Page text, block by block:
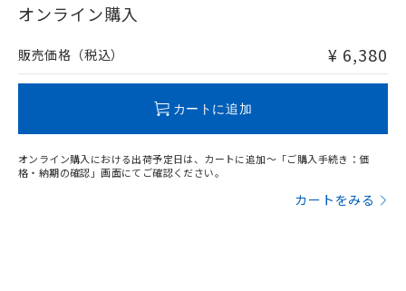
在庫等で未対応品が混在する可能性があります。
問い合わせください。
オンライン購入
販売価格（税込） ¥ 6,380
カートに追加
オンライン購入における出荷予定日は、カートに追加～「ご購入手続き：価
格・納期の確認」画面にてご確認ください。
カートをみる